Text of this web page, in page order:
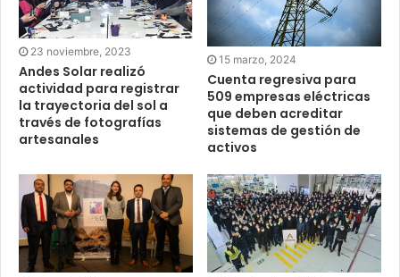
23 noviembre, 2023
Andes Solar realizó
actividad para registrar
la trayectoria del sol a
través de fotografías
artesanales
15 marzo, 2024
Cuenta regresiva para
509 empresas eléctricas
que deben acreditar
sistemas de gestión de
activos